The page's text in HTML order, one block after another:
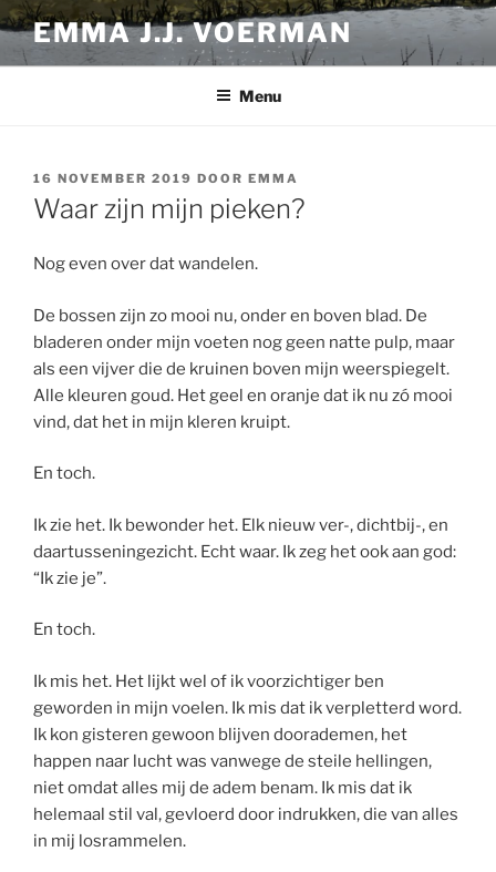
Ga
naar
de
EMMA J.J. VOERMAN
Menu
GEPLAATST
OP
16 NOVEMBER 2019 DOOR EMMA
Waar zijn mijn pieken?
Nog even over dat wandelen.
De bossen zijn zo mooi nu, onder en boven blad. De
bladeren onder mijn voeten nog geen natte pulp, maar
als een vijver die de kruinen boven mijn weerspiegelt.
Alle kleuren goud. Het geel en oranje dat ik nu zó mooi
vind, dat het in mijn kleren kruipt.
En toch.
Ik zie het. Ik bewonder het. Elk nieuw ver-, dichtbij-, en
daartusseningezicht. Echt waar. Ik zeg het ook aan god:
“Ik zie je”.
En toch.
Ik mis het. Het lijkt wel of ik voorzichtiger ben
geworden in mijn voelen. Ik mis dat ik verpletterd word.
Ik kon gisteren gewoon blijven doorademen, het
happen naar lucht was vanwege de steile hellingen,
niet omdat alles mij de adem benam. Ik mis dat ik
helemaal stil val, gevloerd door indrukken, die van alles
in mij losrammelen.